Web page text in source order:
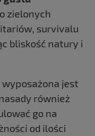
zielonych
survivalu
bliskość natury i
wyposażona jest
również
go na
od ilości